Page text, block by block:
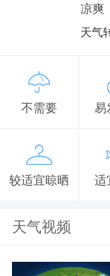
凉爽
天气
不需要 易
较适宜晾晒 适
天气视频